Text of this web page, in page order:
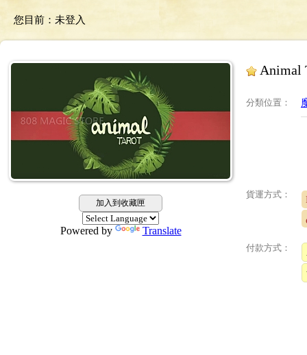
您目前： 未登入
加入到收藏匣
Powered by Translate
Animal
分類位置 ：
貨運方式：
付款方式：